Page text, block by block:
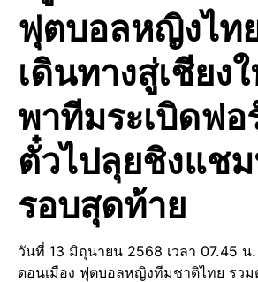
ฟุตบอลหญิงไท
เดินทางสู่เชียง
พาทีมระเบิดฟอ
ตั๋วไปลุยชิงแชม
รอบสุดท้าย
วันที่ 13 มิถุนายน 2568 เวลา 07.45
ดอนเมือง ฟุตบอลหญิงทีมชาติไทย รวม